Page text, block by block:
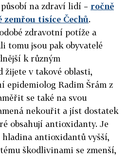
na zdraví lidí – ročně
tisíce Čechů.
zdravotní potíže a
tomu jsou pak obyvatelé
k různým
žijete v takové oblasti,
epidemiolog Radim Šrám z
se také na svou
nekouřit a jíst dostatek
obsahují antioxidanty. Je
hladina antioxidantů vyšší,
škodlivinami se zmenší,